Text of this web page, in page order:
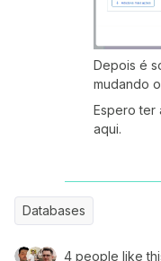
Depois é
mudando
Espero ter
aqui.
Databases
4 people like